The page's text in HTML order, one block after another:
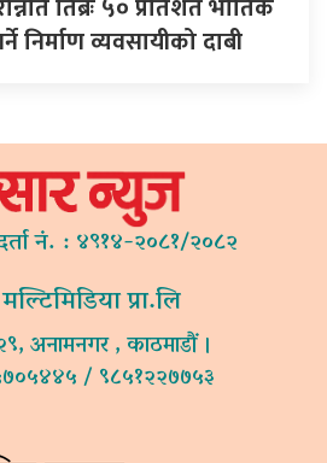
निर्माण व्यवसायीको दाबी
नं. : ४९१४-२०८१/२०८२
प्रा.लि
अनामनगर , काठमाडौं ।
/ ९८५१२२७७५३